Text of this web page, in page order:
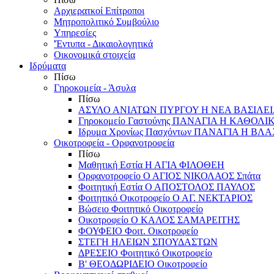
Αρχιερατκοί Επίτροποι
Μητροπολιτικό Συμβούλιο
Υπηρεσίες
'Έντυπα - Δικαιολογητικά
Οικονομικά στοιχεία
Ιδρύματα
Πίσω
Γηροκομεία - Άσυλα
Πίσω
ΑΣΥΛΟ ΑΝΙΑΤΩΝ ΠΥΡΓΟΥ Η ΝΕΑ
Γηροκομείο Γαστούνης ΠΑΝΑΓΙΑ Η
Ιδρυμα Χρονίως Πασχόντων ΠΑΝΑΓΙΑ Η
Οικοτροφεία - Ορφανοτροφεία
Πίσω
Μαθητική Εστία Η ΑΓΙΑ ΦΙΛΟΘΕΗ
Ορφανοτροφείο Ο ΑΓΙΟΣ ΝΙΚΟΛΑΟΣ Σπάτα
Φοιτητική Εστία Ο ΑΠΟΣΤΟΛΟΣ ΠΑΥΛΟΣ
Φοιτητικό Οικοτροφείο Ο ΑΓ. ΝΕΚΤΑΡΙΟΣ
Βώσειο Φοιτητικό Οικοτροφείο
Οικοτροφείο Ο ΚΑΛΟΣ ΣΑΜΑΡΕΙΤΗΣ
ΦΟΥΦΕΙΟ Φοιτ. Οικοτροφείο
ΣΤΕΓΗ ΗΛΕΙΩΝ ΣΠΟΥΔΑΣΤΩΝ
ΔΡΕΣΕΙΟ Φοιτητικό Οικοτροφείο
Β' ΘΕΟΔΩΡΙΔΕΙΟ Οικοτροφείο